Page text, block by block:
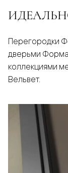
Перегородки
дверьми
коллекциями
Вельвет.